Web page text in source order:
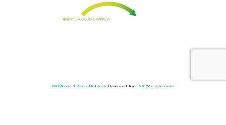
WP2Social Auto Publish Powered By : XYZScripts.com